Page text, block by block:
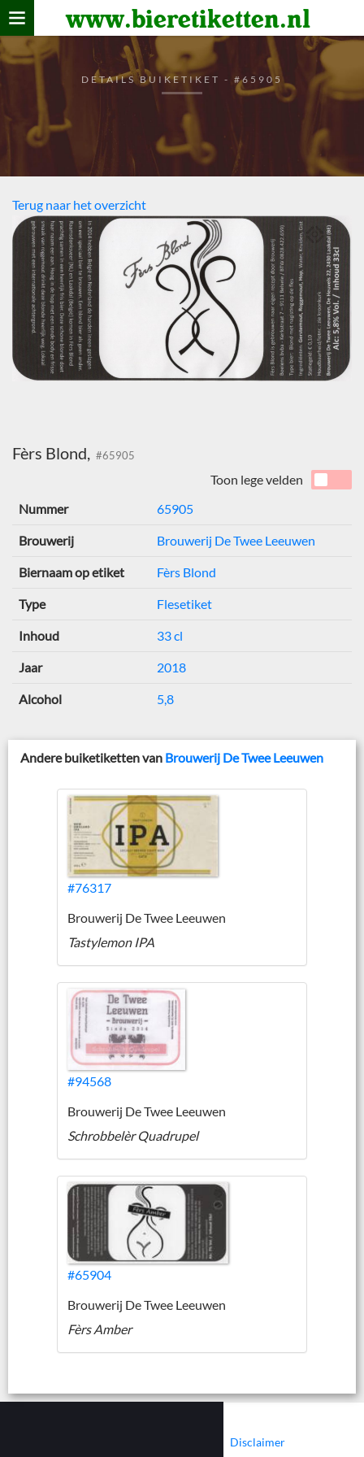
www.bieretiketten.nl
Home
verzamelen
De bierkaart
Bezoekers
DETAILS BUIKETIKET - #65905
Terug naar het overzicht
Fèrs Blond, #65905
Toon lege velden
Nummer
65905
Brouwerij Brouwerij De Twee Leeuwen
Biernaam op etiket Fèrs Blond
Type Flesetiket
Inhoud 33 cl
Jaar 2018
Alcohol 5,8
Andere buiketiketten van Brouwerij De Twee Leeuwen
#76317
Brouwerij De Twee Leeuwen
Tastylemon IPA
#94568
Brouwerij De Twee Leeuwen
Schrobbelèr Quadrupel
#65904
Brouwerij De Twee Leeuwen
Fèrs Amber
Disclaimer